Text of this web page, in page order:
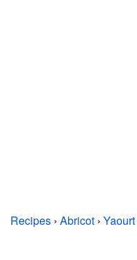
Recipes › Abricot › Yaourt